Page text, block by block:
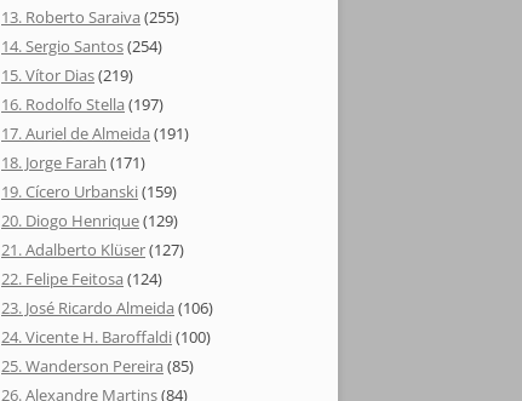
13. Roberto Saraiva (255)
14. Sergio Santos(254)
15. Vítor Dias(219)
16. Rodolfo Stella (197)
17. Auriel de Almeida (191)
18. Jorge Farah (171)
19. Cícero Urbanski(159)
20. Diogo Henrique(129)
21. Adalberto Klüser(127)
22. Felipe Feitosa (124)
23. José Ricardo Almeida (106)
24. Vicente H. Baroffaldi(100)
25. Wanderson Pereira (85)
26. Alexandre Martins(84)